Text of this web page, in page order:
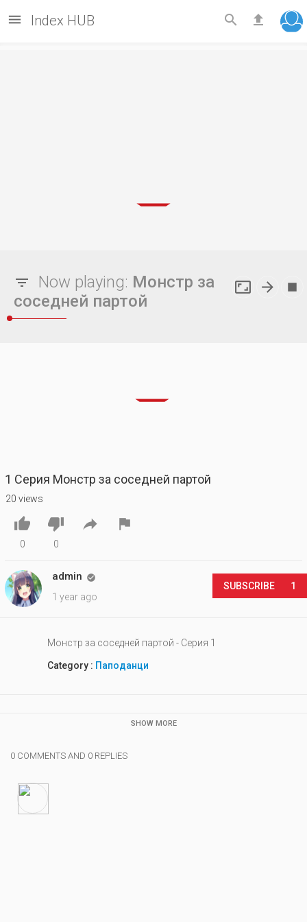
 Index HUB  
Now playing: Монстр за
соседней партой
  
1 Серия Монстр за соседней партой
20 views

0

0
 
admin 
1 year ago
SUBSCRIBE 1
Монстр за соседней партой - Серия 1
Category : Паподанци
SHOW MORE
0 COMMENTS AND 0 REPLIES